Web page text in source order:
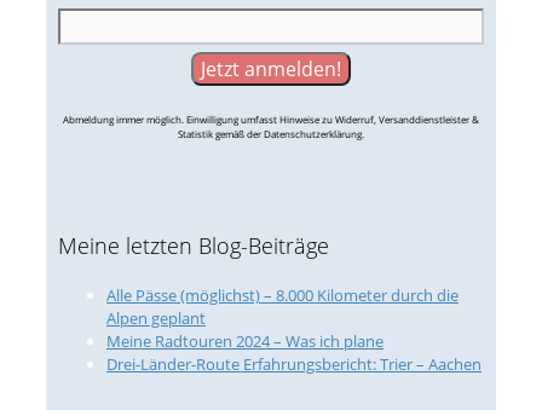
Abmeldung immer möglich. Einwilligung umfasst Hinweise zu Widerruf, Versanddienstleister &
Statistik gemäß der Datenschutzerklärung.
Meine letzten Blog-Beiträge
Alle Pässe (möglichst) – 8.000 Kilometer durch die
Alpen geplant
Meine Radtouren 2024 – Was ich plane
Drei-Länder-Route Erfahrungsbericht: Trier – Aachen